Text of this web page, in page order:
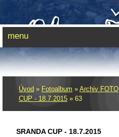
Úvod » Fotoalbum » Archiv FOTO
CUP - 18.7.2015 » 63
SRANDA CUP - 18.7.2015
menu